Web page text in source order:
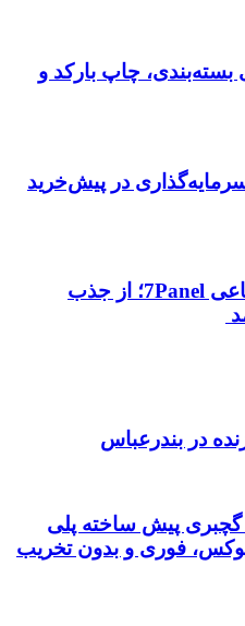
بسته‌بندی، چاپ بارکد و
در پیش‌خرید
خدمات شبکه‌های اجتماعی 7Panel؛ از جذب
در بندرعباس
گچبری پیش ساخته پلی
فوری و بدون تخریب